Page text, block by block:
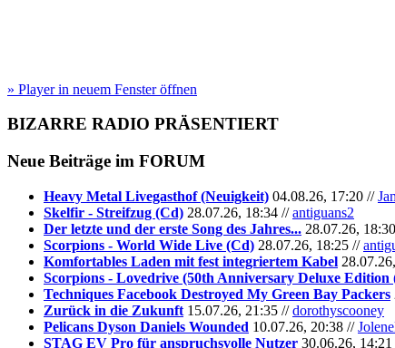
» Player in neuem Fenster öffnen
BIZARRE RADIO PRÄSENTIERT
Neue Beiträge im FORUM
Heavy Metal Livegasthof (Neuigkeit) 04.08.26, 17:20 //
Skelfir - Streifzug (Cd) 28.07.26, 18:34 //antiguans2
Der letzte und der erste Song des Jahres... 28.07.26,
Scorpions - World Wide Live (Cd) 28.07.26, 18:25 //
Komfortables Laden mit fest integriertem Kabel
Scorpions - Lovedrive (50th Anniversary Deluxe Edition
Techniques Facebook Destroyed My Green Bay Packers
Zurück in die Zukunft 15.07.26, 21:35 //dorothyscooney
Pelicans Dyson Daniels Wounded 10.07.26, 20:38 //
STAG EV Pro für anspruchsvolle Nutzer 30.06.26,